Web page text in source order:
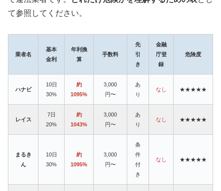
て参照してください。
業者名
基本
金利
年利換
算
手数料
先
引
き
金融
庁登
録
危険度
ハナビ
10日
30%
約
1095%
3,000
円〜
あ
り
なし ★★★★★
レイス
7日
20%
約
1043%
3,000
円〜
あ
り
なし ★★★★★
まるき
ん
10日
30%
約
1095%
3,000
円〜
条
件
付
き
なし ★★★★★